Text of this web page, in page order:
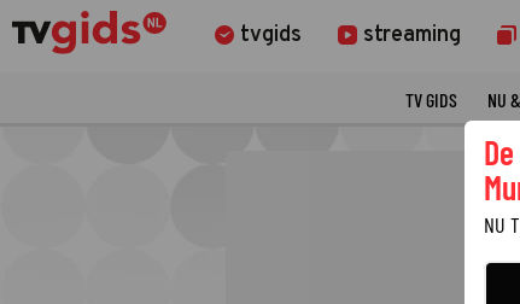
tvgids streaming
TV GIDS NU
NU